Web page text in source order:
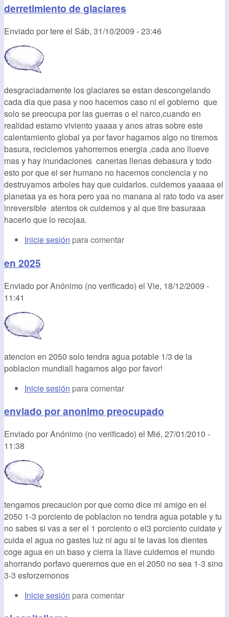
derretimiento de glaciares
Enviado portereel Sáb, 31/10/2009 - 23:46
desgraciadamente los glaciares se estan descongelando
cada dia que pasa y noo hacemos caso ni el gobierno que
solo se preocupa por las guerras o el narco,cuando en
realidad estamo viviento yaaaa y anos atras sobre este
calentamiento global ya por favor hagamos algo no tiremos
basura, reciclemos yahorremos energia ,cada ano llueve
mas y hay inundaciones canerias llenas debasura y todo
esto por que el ser humano no hacemos conciencia y no
destruyamos arboles hay que cuidarlos. cuidemos yaaaaa el
planetaa ya es hora pero yaa no manana al rato todo va aser
inreversible atentos ok cuidemos y al que tire basuraaa
hacerlo que lo recojaa.
Inicie sesión para comentar
en 2025
Enviado porAnónimo (no verificado) el Vie, 18/12/2009 -
11:41
atencion en 2050 solo tendra agua potable 1/3 de la
poblacion mundiall hagamos algo por favor!
Inicie sesión para comentar
enviado por anonimo preocupado
Enviado porAnónimo (no verificado) el Mié, 27/01/2010 -
11:38
tengamos precaucion por que como dice mi amigo en el
2050 1-3 porciento de poblacion no tendra agua potable y tu
no sabes si vas a ser el 1 porciento o el3 porciento cuidate y
cuida el agua no gastes luz ni agu si te lavas los dientes
coge agua en un baso y cierra la llave cuidemos el mundo
ahorrando porfavo queremos que en el 2050 no sea 1-3 sino
3-3 esforzemonos
Inicie sesión para comentar